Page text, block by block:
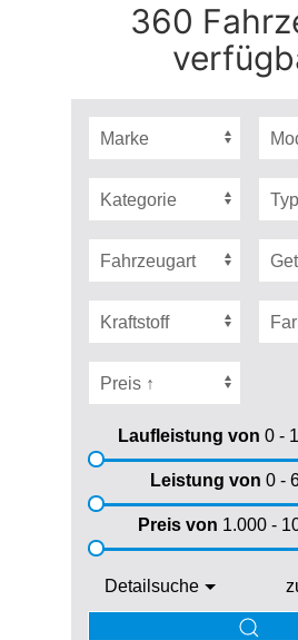
360
Laufleistung von 0 -
Leistung von 0 -
Preis von 1.000 -
Detailsuche